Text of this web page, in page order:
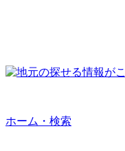
ホーム・検索